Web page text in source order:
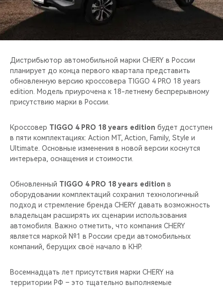
CHERY И СПОРТ
ВИДЕООБЗОРЫ
CHERY ДЛЯ ДЕТЕЙ
Дистрибьютор автомобильной марки CHERY в России
планирует до конца первого квартала представить
обновленную версию кроссовера TIGGO 4 PRO 18 years
edition. Модель приурочена к 18-летнему беспрерывному
присутствию марки в России.
Кроссовер TIGGO 4 PRO 18 years edition будет доступен
в пяти комплектациях: Action MT, Action, Family, Style и
Ultimate. Основные изменения в новой версии коснутся
интерьера, оснащения и стоимости.
Обновленный TIGGO 4 PRO 18 years edition в
оборудовании комплектаций сохранил технологичный
подход и стремление бренда CHERY давать возможность
владельцам расширять их сценарии использования
автомобиля. Важно отметить, что компания CHERY
является маркой №1 в России среди автомобильных
компаний, берущих своё начало в КНР.
Восемнадцать лет присутствия марки CHERY на
территории РФ – это тщательно выполняемые